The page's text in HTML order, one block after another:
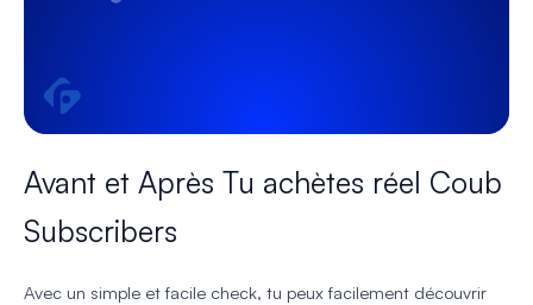
Avant et Après Tu achètes réel Coub
Subscribers
Avec un simple et facile check, tu peux facilement découvrir